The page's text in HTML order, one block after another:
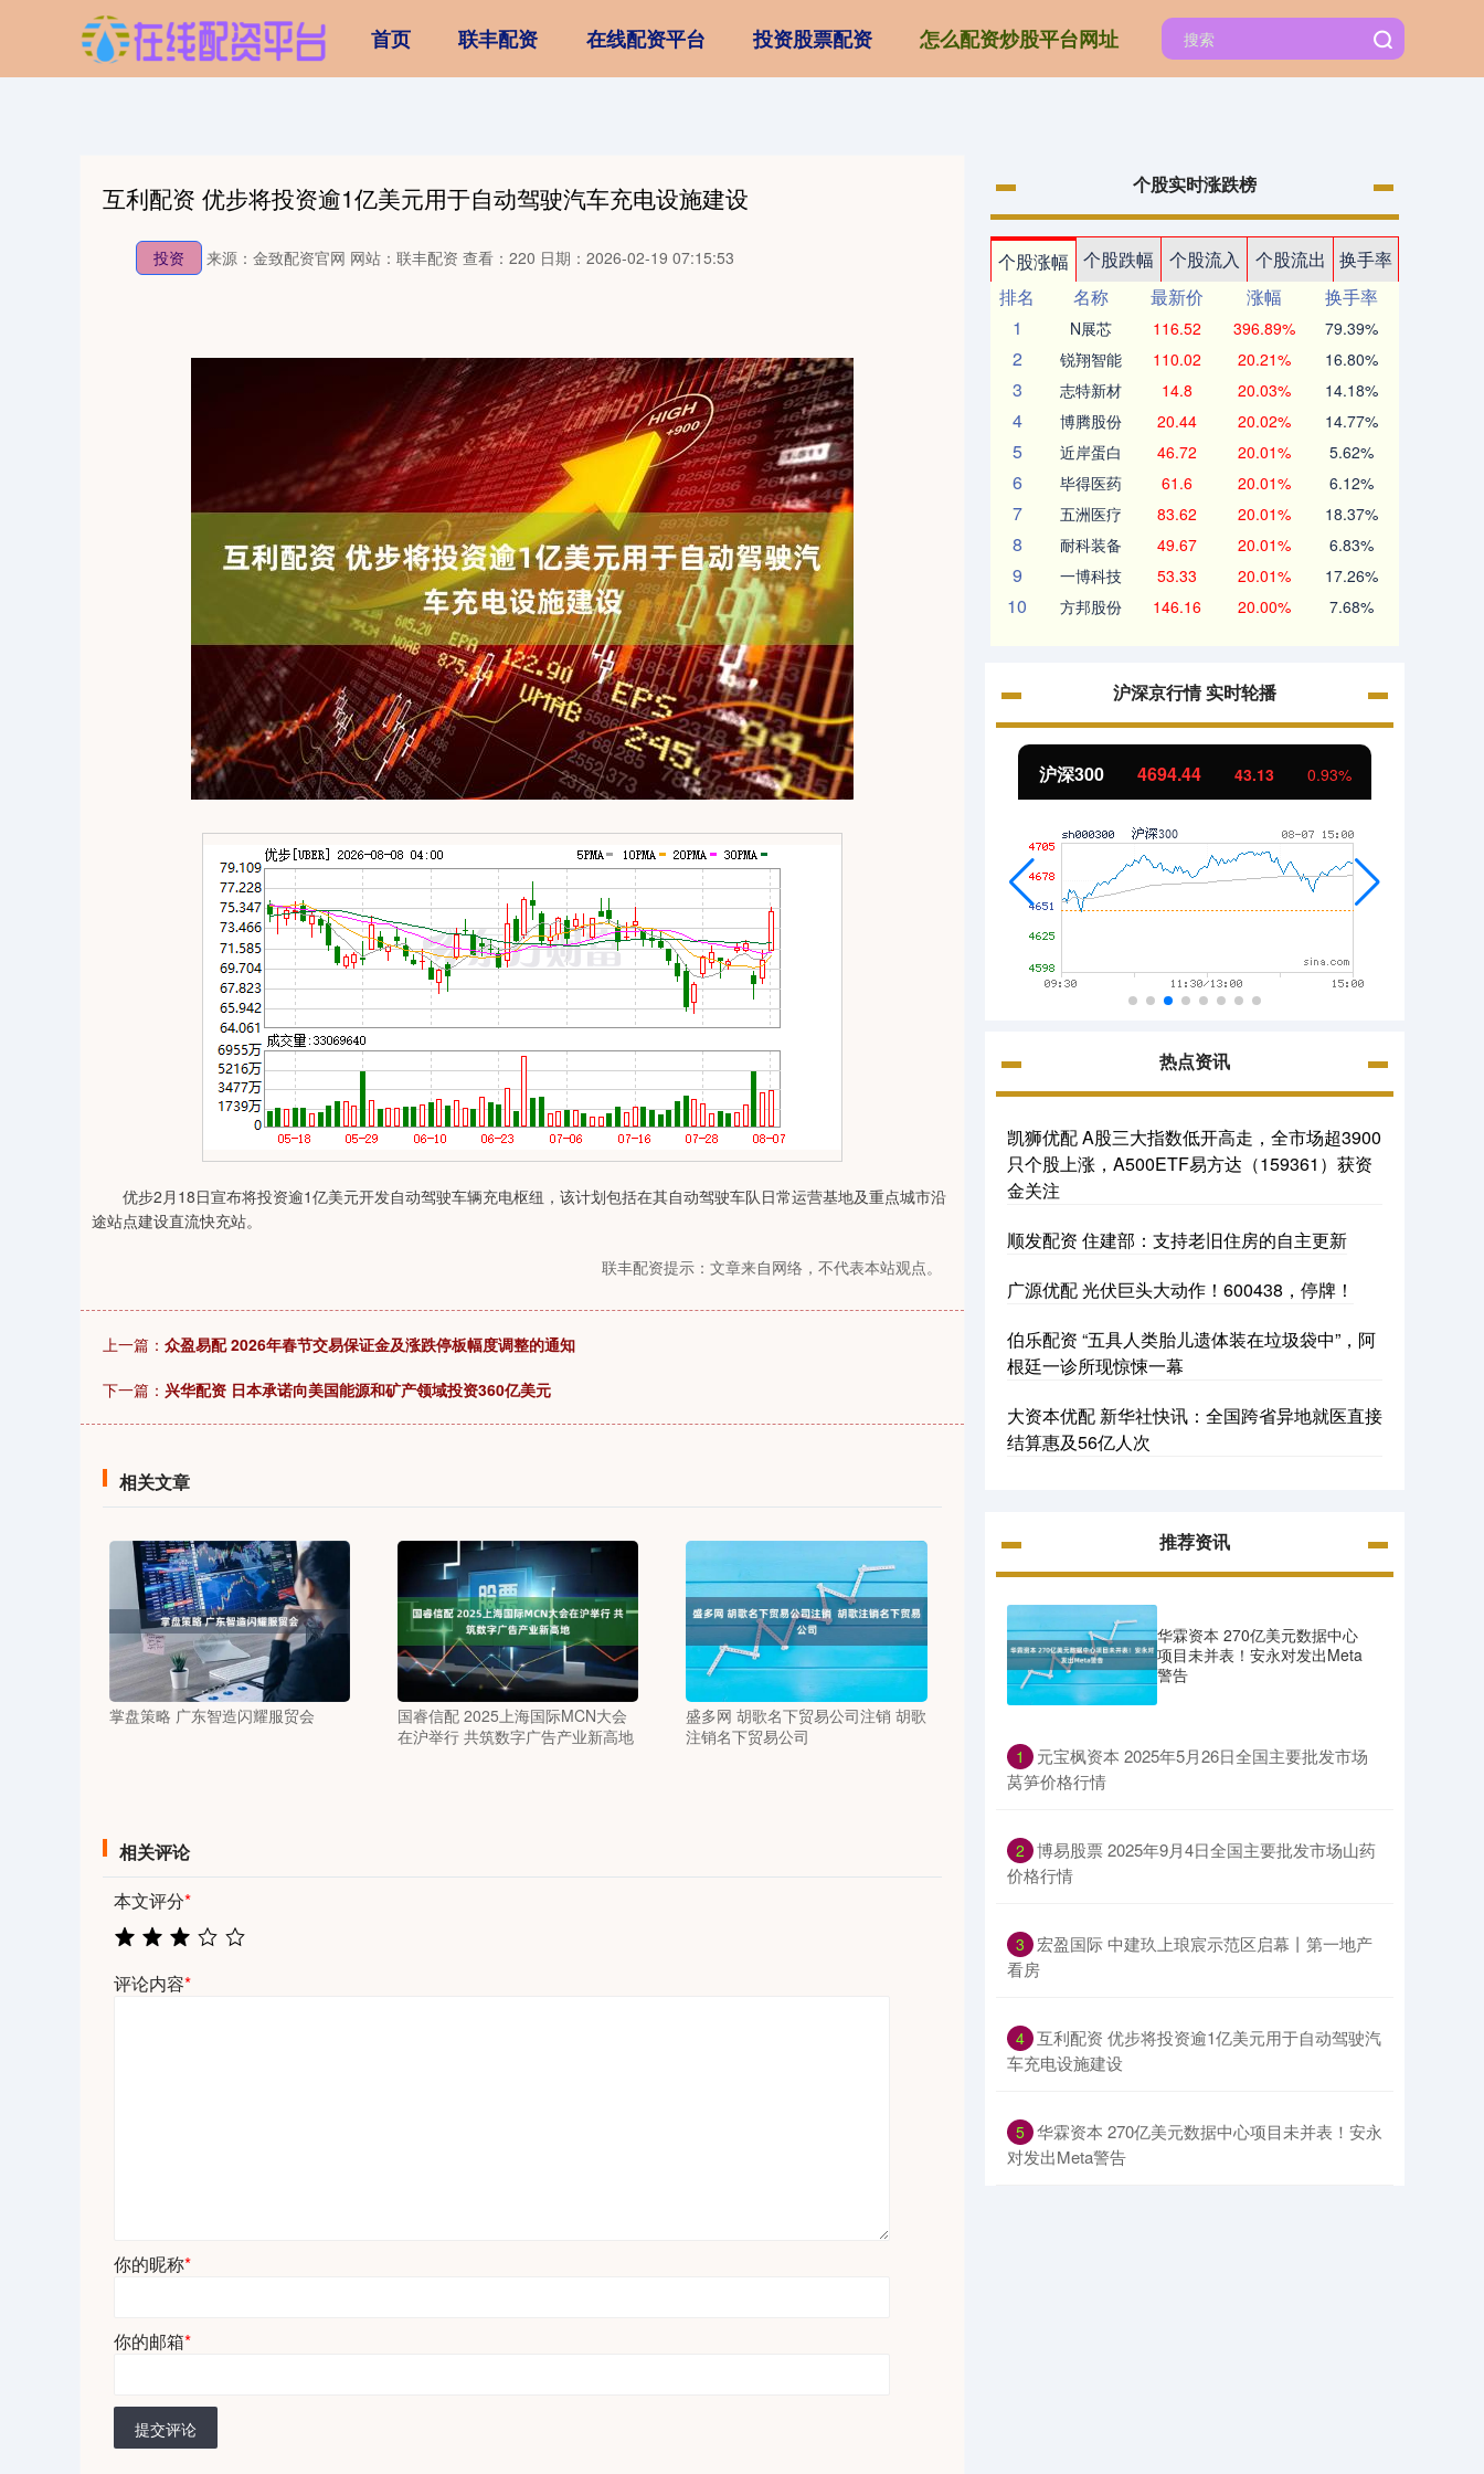
首页 联丰配资 在线配资平台 投资股票配资 怎么配资炒股平台网址
互利配资 优步将投资逾1亿美元用于自动驾驶汽车充电设施建设
投资 来源：金致配资官网 网站：联丰配资 查看：220 日期：2026-02-19 07:15:53
优步2月18日宣布将投资逾1亿美元开发自动驾驶车辆充电枢纽，该计划包括在其自动驾驶车队日常运营基地及重点城市沿
途站点建设直流快充站。
联丰配资提示：文章来自网络，不代表本站观点。
上一篇： 众盈易配 2026年春节交易保证金及涨跌停板幅度调整的通知
下一篇： 兴华配资 日本承诺向美国能源和矿产领域投资360亿美元
相关文章
掌盘策略 广东智造闪耀服贸会
国睿信配 2025上海国际MCN大会
在沪举行 共筑数字广告产业新高地
盛多网 胡歌名下贸易公司注销 胡歌
注销名下贸易公司
相关评论
本文评分*
评论内容*
你的昵称*
你的邮箱*
提交评论
个股实时涨跌榜
个股涨幅 个股跌幅 个股流入 个股流出
换手率
排名
名称 最新价 涨幅
换手率
1
N展芯 116.52 396.89% 79.39%
2 锐翔智能 110.02 20.21% 16.80%
3 志特新材 14.8 20.03% 14.18%
4 博腾股份 20.44 20.02% 14.77%
5 近岸蛋白 46.72 20.01% 5.62%
6 毕得医药 61.6 20.01% 6.12%
7 五洲医疗 83.62 20.01% 18.37%
8 耐科装备 49.67 20.01% 6.83%
9 一博科技 53.33 20.01% 17.26%
10 方邦股份 146.16 20.00% 7.68%
沪深京行情 实时轮播
上证指数 3940.04 39.68 1.02% 深证成指 14311.01 200.89 沪深300 4694.44 43.13 0.93%
热点资讯
凯狮优配 A股三大指数低开高走，全市场超3900
只个股上涨，A500ETF易方达（159361）获资
金关注
顺发配资 住建部：支持老旧住房的自主更新
广源优配 光伏巨头大动作！600438，停牌！
伯乐配资 “五具人类胎儿遗体装在垃圾袋中”，阿
根廷一诊所现惊悚一幕
大资本优配 新华社快讯：全国跨省异地就医直接
结算惠及56亿人次
推荐资讯
华霖资本 270亿美元数据中心
项目未并表！安永对发出Meta
警告
1
​元宝枫资本 2025年5月26日全国主要批发市场
莴笋价格行情
2 ​博易股票 2025年9月4日全国主要批发市场山药
价格行情
3
​宏盈国际 中建玖上琅宸示范区启幕丨第一地产
看房
4 ​互利配资 优步将投资逾1亿美元用于自动驾驶汽
车充电设施建设
5 ​华霖资本 270亿美元数据中心项目未并表！安永
对发出Meta警告